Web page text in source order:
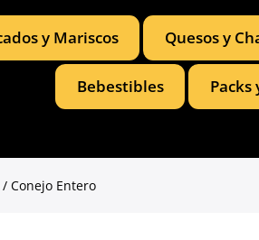
y Mariscos Quesos y
Bebestibles Packs
/ Conejo Entero